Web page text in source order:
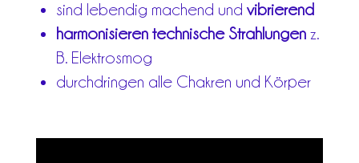
sind lebendig machend und vibrierend
harmonisieren technische Strahlungenz.
B. Elektrosmog
durchdringen alle Chakren und Körper